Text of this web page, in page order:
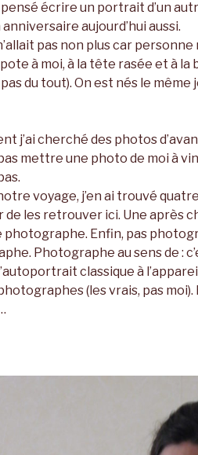
pensé écrire un portrait d’un
anniversaire aujourd’hui aussi.
pas non plus car personne
à moi, à la tête rasée et à la
du tout). On est nés le
j’ai cherché des photos
mettre une photo de moi à
voyage, j’en ai trouvé
les retrouver ici. Une après
photographe. Enfin, pas
Photographe au sens de :
classique à
(les vrais, pas